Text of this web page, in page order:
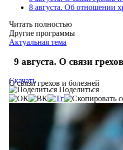
8 августа. Об отношении
Читать полностью
Другие программы
Актуальная тема
9 августа. О связи
О связи грехов и болезней
Скачать
Поделиться